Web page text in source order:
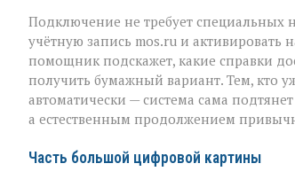
Подключение не требует специальных
учётную запись mos.ru и активировать
помощник подскажет, какие справки
получить бумажный вариант. Тем, кто
автоматически — система сама
а естественным продолжением
Часть большой цифровой картины